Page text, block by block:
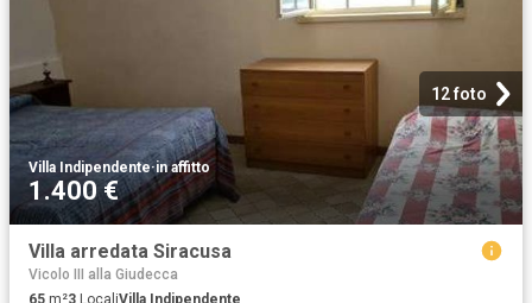
12 foto
Villa Indipendente·in affitto
1.400 €
Villa arredata Siracusa
Vicolo III alla Giudecca
65 m²3 LocaliVilla Indipendente